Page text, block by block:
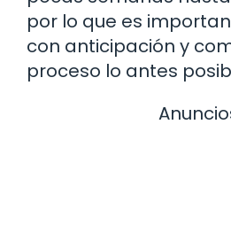
por lo que es
con anticipación y
proceso lo antes